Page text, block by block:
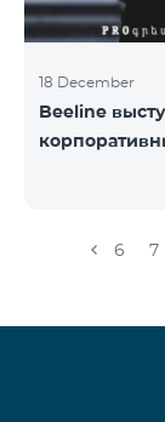
18 December
Beeline
6 7